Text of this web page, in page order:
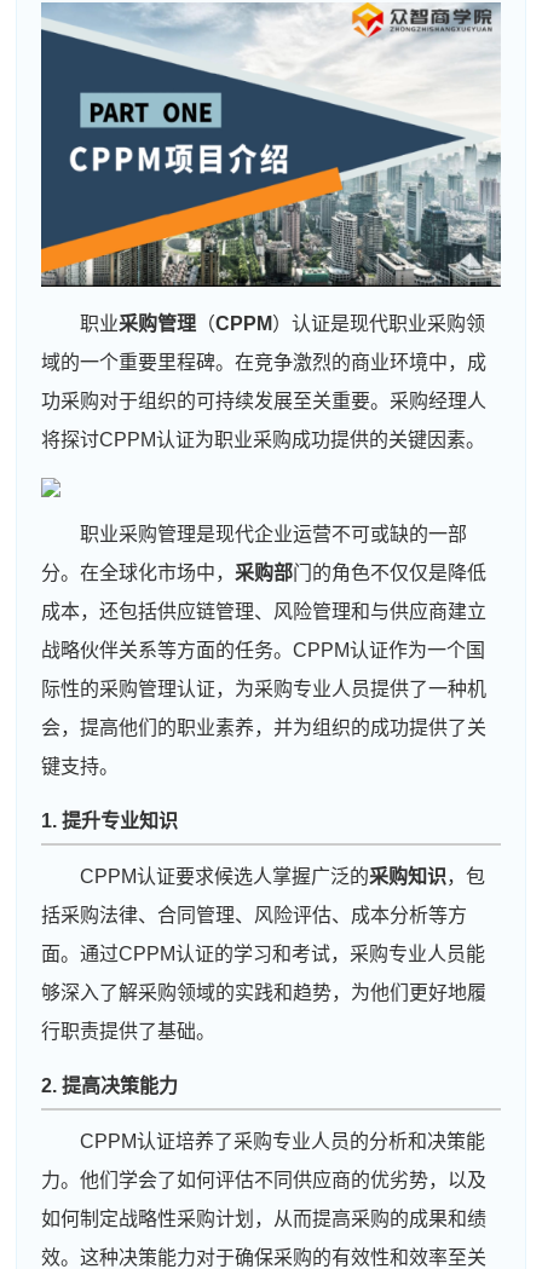
职业采购管理 （CPPM）认证是现代职业采购领
域的一个重要里程碑。在竞争激烈的商业环境中，成
功采购对于组织的可持续发展至关重要。采购经理人
将探讨CPPM认证为职业采购成功提供的关键因素。
职业采购管理是现代企业运营不可或缺的一部
分。在全球化市场中， 采购部门的角色不仅仅是降低
成本，还包括供应链管理、风险管理和与供应商建立
战略伙伴关系等方面的任务。CPPM认证作为一个国
际性的采购管理认证，为采购专业人员提供了一种机
会，提高他们的职业素养，并为组织的成功提供了关
键支持。
1. 提升专业知识
CPPM认证要求候选人掌握广泛的采购知识，包
括采购法律、合同管理、风险评估、成本分析等方
面。通过CPPM认证的学习和考试，采购专业人员能
够深入了解采购领域的实践和趋势，为他们更好地履
行职责提供了基础。
2. 提高决策能力
CPPM认证培养了采购专业人员的分析和决策能
力。他们学会了如何评估不同供应商的优劣势，以及
如何制定战略性采购计划，从而提高采购的成果和绩
效。这种决策能力对于确保采购的有效性和效率至关